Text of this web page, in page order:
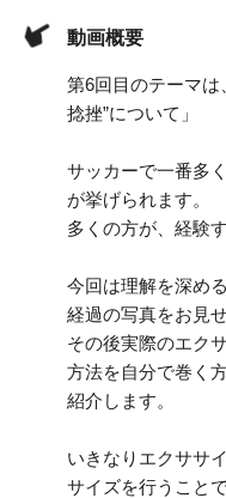
動画概要
第6回目のテーマは
捻挫”について」
サッカーで一番多
が挙げられます。
多くの方が、経験
今回は理解を深め
経過の写真をお見
その後実際のエク
方法を自分で巻く
紹介します。
いきなりエクササ
サイズを行うこと